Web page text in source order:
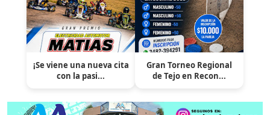
¡Se viene una nueva cita
con la pasi...
Gran Torneo Regional
de Tejo en Recon...